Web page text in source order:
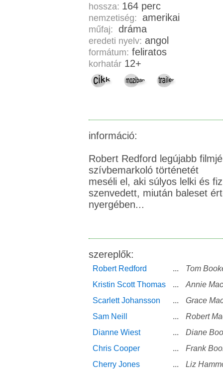
hossza: 164 perc
nemzetiség: amerikai
műfaj: dráma
eredeti nyelv: angol
formátum: feliratos
korhatár 12+
információ:
Robert Redford legújabb
szívbemarkoló történetét
meséli el, aki súlyos lelki és
szenvedett, miután baleset
nyergében...
szereplők:
Robert Redford ...
Tom
Kristin Scott Thomas
...
Annie
Scarlett Johansson
...
Grace
Sam Neill
...
Robert
Dianne Wiest
...
Diane
Chris Cooper
...
Frank
Cherry Jones
...
Liz